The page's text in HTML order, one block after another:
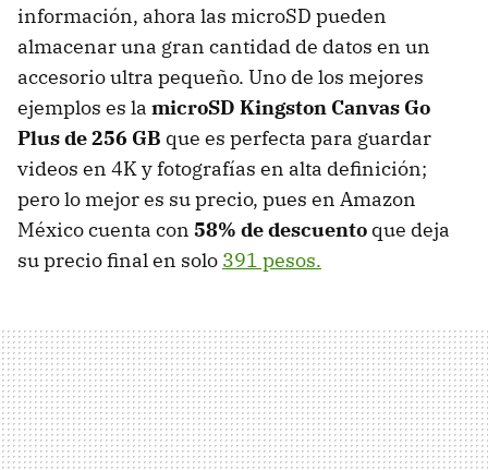
información, ahora las microSD pueden
almacenar una gran cantidad de datos en un
accesorio ultra pequeño. Uno de los mejores
ejemplos es la microSD Kingston Canvas Go
Plus de 256 GB que es perfecta para guardar
videos en 4K y fotografías en alta definición;
pero lo mejor es su precio, pues en Amazon
México cuenta con 58% de descuento que deja
su precio final en solo 391 pesos.